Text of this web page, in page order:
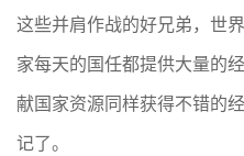
这些并肩作战的好兄弟，世
家每天的国任都提供大量的
献国家资源同样获得不错的
记了。